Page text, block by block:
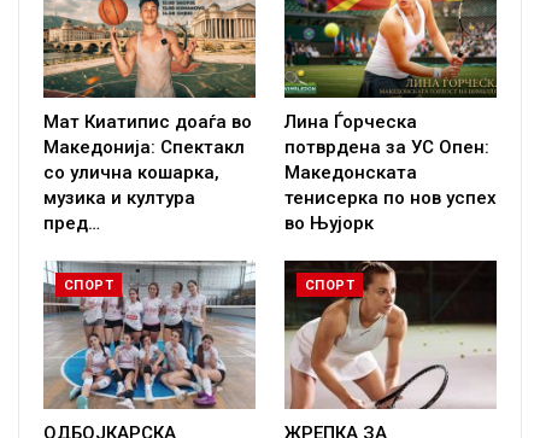
Мат Киатипис доаѓа во
Македонија: Спектакл
со улична кошарка,
музика и култура
пред…
Лина Ѓорческа
потврдена за УС Опен:
Македонската
тенисерка по нов успех
во Њујорк
СПОРТ СПОРТ